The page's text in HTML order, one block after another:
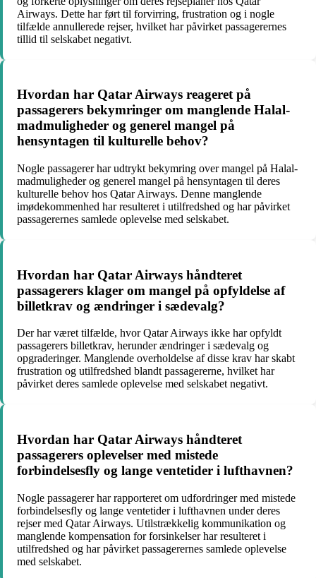
Airways. Dette har ført til forvirring, frustration og i nogle
tilfælde annullerede rejser, hvilket har påvirket passagerernes
tillid til selskabet negativt.
Hvordan har Qatar Airways reageret på
passagerers bekymringer om manglende Halal-
madmuligheder og generel mangel på
hensyntagen til kulturelle behov?
Nogle passagerer har udtrykt bekymring over mangel på Halal-
madmuligheder og generel mangel på hensyntagen til deres
kulturelle behov hos Qatar Airways. Denne manglende
imødekommenhed har resulteret i utilfredshed og har påvirket
passagerernes samlede oplevelse med selskabet.
Hvordan har Qatar Airways håndteret
passagerers klager om mangel på opfyldelse af
billetkrav og ændringer i sædevalg?
Der har været tilfælde, hvor Qatar Airways ikke har opfyldt
passagerers billetkrav, herunder ændringer i sædevalg og
opgraderinger. Manglende overholdelse af disse krav har skabt
frustration og utilfredshed blandt passagererne, hvilket har
påvirket deres samlede oplevelse med selskabet negativt.
Hvordan har Qatar Airways håndteret
passagerers oplevelser med mistede
forbindelsesfly og lange ventetider i lufthavnen?
Nogle passagerer har rapporteret om udfordringer med mistede
forbindelsesfly og lange ventetider i lufthavnen under deres
rejser med Qatar Airways. Utilstrækkelig kommunikation og
manglende kompensation for forsinkelser har resulteret i
utilfredshed og har påvirket passagerernes samlede oplevelse
med selskabet.